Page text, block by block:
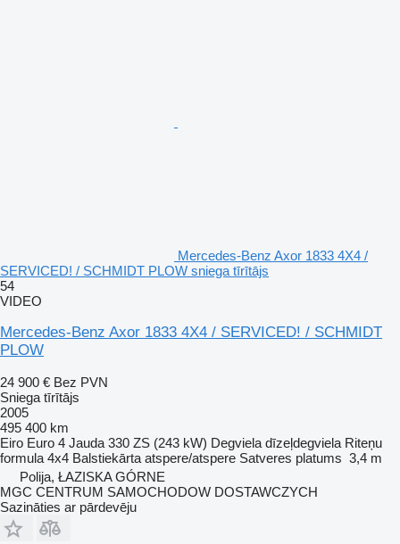
Mercedes-Benz Axor 1833 4X4 /
SERVICED! / SCHMIDT PLOW sniega tīrītājs
54
VIDEO
Mercedes-Benz Axor 1833 4X4 / SERVICED! / SCHMIDT
PLOW
24 900 € Bez PVN
Sniega tīrītājs
2005
495 400 km
Eiro Euro 4 Jauda 330 ZS (243 kW) Degviela dīzeļdegviela Riteņu
formula 4x4 Balstiekārta atspere/atspere Satveres platums 3,4 m
Polija, ŁAZISKA GÓRNE
MGC CENTRUM SAMOCHODOW DOSTAWCZYCH
Sazināties ar pārdevēju